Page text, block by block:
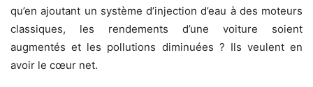
qu’en ajoutant un système d’injection d’eau à des moteurs
classiques, les rendements d’une voiture soient
augmentés et les pollutions diminuées ? Ils veulent en
avoir le cœur net.